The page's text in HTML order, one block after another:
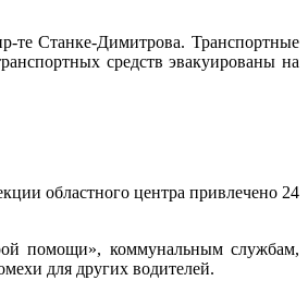
те Станке-Димитрова. Транспортные
средств эвакуированы на
областного центра привлечено 24
помощи», коммунальным службам,
для других водителей.